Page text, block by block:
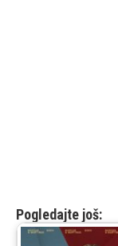
Pogledajte još: